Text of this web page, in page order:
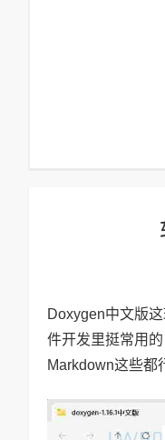
Doxygen中文版
件开发里挺常用
Markdown这些都